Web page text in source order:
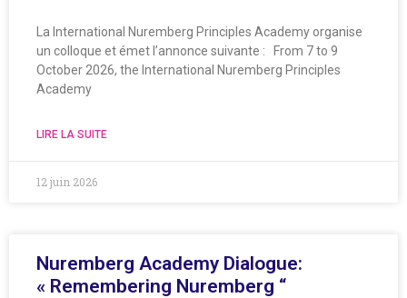
La International Nuremberg Principles Academy organise
un colloque et émet l’annonce suivante : From 7 to 9
October 2026, the International Nuremberg Principles
Academy
LIRE LA SUITE
12 juin 2026
Nuremberg Academy Dialogue:
« Remembering Nuremberg “